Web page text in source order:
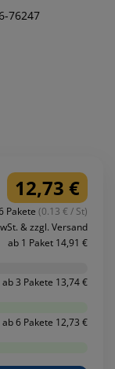
76247
12,73 €
Pakete (0.13 € / St)
& zzgl. Versand
ab 1 Paket 14,91 €
ab 3 Pakete 13,74 €
ab 6 Pakete 12,73 €